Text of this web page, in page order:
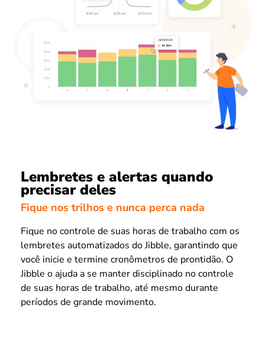
Lembretes e alertas quando
precisar deles
Fique nos trilhos e nunca perca nada
Fique no controle de suas horas de trabalho com os
lembretes automatizados do Jibble, garantindo que
você inicie e termine cronômetros de prontidão. O
Jibble o ajuda a se manter disciplinado no controle
de suas horas de trabalho, até mesmo durante
períodos de grande movimento.